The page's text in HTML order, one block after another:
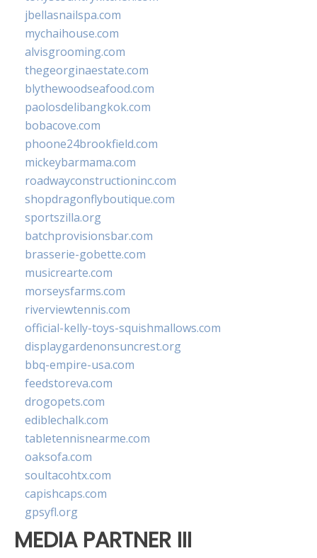
jbellasnailspa.com
mychaihouse.com
alvisgrooming.com
thegeorginaestate.com
blythewoodseafood.com
paolosdelibangkok.com
bobacove.com
phoone24brookfield.com
mickeybarmama.com
roadwayconstructioninc.com
shopdragonflyboutique.com
sportszilla.org
batchprovisionsbar.com
brasserie-gobette.com
musicrearte.com
morseysfarms.com
riverviewtennis.com
official-kelly-toys-squishmallows.com
displaygardenonsuncrest.org
bbq-empire-usa.com
feedstoreva.com
drogopets.com
ediblechalk.com
tabletennisnearme.com
oaksofa.com
soultacohtx.com
capishcaps.com
gpsyfl.org
MEDIA PARTNER III